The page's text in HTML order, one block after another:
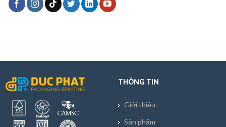
THÔNG TIN
Giới thiệu
Sản phẩm